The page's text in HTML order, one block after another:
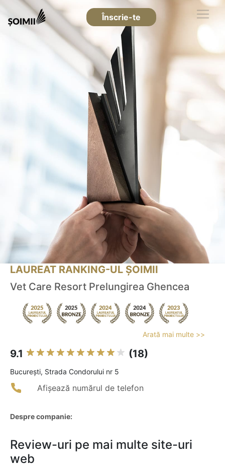
Înscrie-te
LAUREAT RANKING-UL ȘOIMII
Vet Care Resort Prelungirea Ghencea
Arată mai multe >>
9.1 (18)
Bucureşti, Strada Condorului nr 5
Afișează numărul de telefon
Despre companie:
Review-uri pe mai multe site-uri
web